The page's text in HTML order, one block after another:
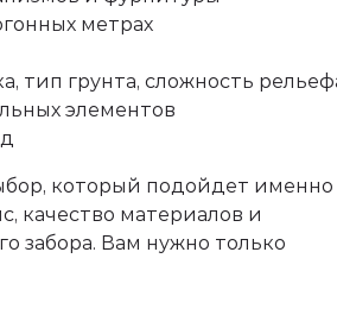
метрах
тип грунта, сложность
элементов
который подойдет именно
качество материалов и
забора. Вам нужно только